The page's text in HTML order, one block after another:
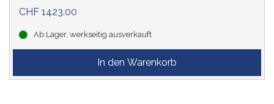
CHF 1423.00
Ab Lager, werkseitig ausverkauft